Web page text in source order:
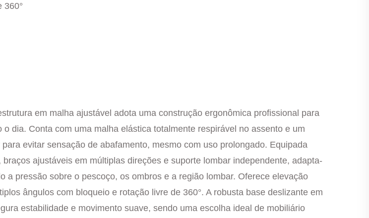
360°
em malha ajustável adota uma construção ergonômica profissional para
dia. Conta com uma malha elástica totalmente respirável no assento e um
evitar sensação de abafamento, mesmo com uso prolongado. Equipada
ajustáveis em múltiplas direções e suporte lombar independente, adapta-
pressão sobre o pescoço, os ombros e a região lombar. Oferece elevação
ângulos com bloqueio e rotação livre de 360°. A robusta base deslizante em
estabilidade e movimento suave, sendo uma escolha ideal de mobiliário